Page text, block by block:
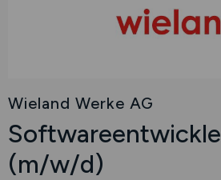
Wieland Werke AG
(m/w/d)